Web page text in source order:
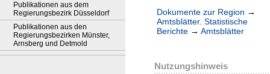
Publikationen aus dem
Regierungsbezirk Düsseldorf
Publikationen aus den
Regierungsbezirken Münster,
Arnsberg und Detmold
Dokumente zur Region →
Amtsblätter. Statistische
Berichte → Amtsblätter
Nutzungshinweis